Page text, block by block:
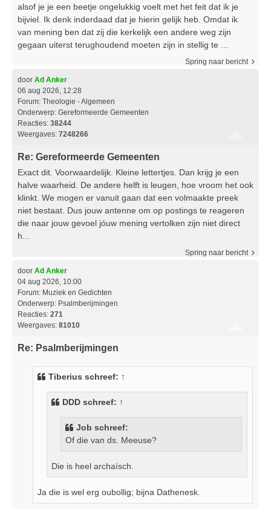
alsof je je een beetje ongelukkig voelt met het feit dat ik je
bijviel. Ik denk inderdaad dat je hierin gelijk heb. Omdat ik
van mening ben dat zij die kerkelijk een andere weg zijn
gegaan uiterst terughoudend moeten zijn in stellig te ...
Spring naar bericht
door Ad Anker
06 aug 2026, 12:28
Forum: Theologie - Algemeen
Onderwerp: Gereformeerde Gemeenten
Reacties: 38244
Weergaves: 7248266
Re: Gereformeerde Gemeenten
Exact dit. Voorwaardelijk. Kleine lettertjes. Dan krijg je een
halve waarheid. De andere helft is leugen, hoe vroom het ook
klinkt. We mogen er vanuit gaan dat een volmaakte preek
niet bestaat. Dus jouw antenne om op postings te reageren
die naar jouw gevoel jóuw mening vertolken zijn niet direct
h...
Spring naar bericht
door Ad Anker
04 aug 2026, 10:00
Forum: Muziek en Gedichten
Onderwerp: Psalmberijmingen
Reacties: 271
Weergaves: 81010
Re: Psalmberijmingen
Tiberius schreef: ↑
DDD schreef: ↑
Job schreef:
Of die van ds. Meeuse?
Die is heel archaïsch.
Ja die is wel erg oubollig; bijna Dathenesk.